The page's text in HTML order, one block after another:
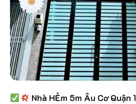
Nhà HẺm 5m Âu Cơ Quận